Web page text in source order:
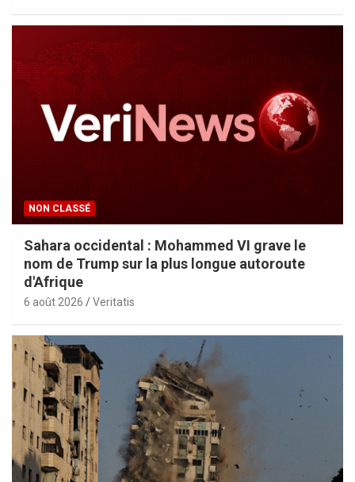
NON CLASSÉ
Sahara occidental : Mohammed VI grave le
nom de Trump sur la plus longue autoroute
d'Afrique
6 août 2026 Veritatis